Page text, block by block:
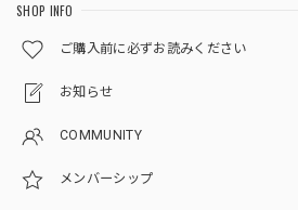
SHOP INFO
ご購入前に必ずお読みください
お知らせ
COMMUNITY
メンバーシップ